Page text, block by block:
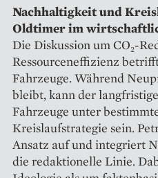
Nachhaltigkeit und
Oldtimer im
Die Diskussion um CO₂-
Ressourceneffizienz
Fahrzeuge. Während
bleibt, kann der
Fahrzeuge unter
Kreislaufstrategie sein.
Ansatz auf und integriert
die redaktionelle Linie.